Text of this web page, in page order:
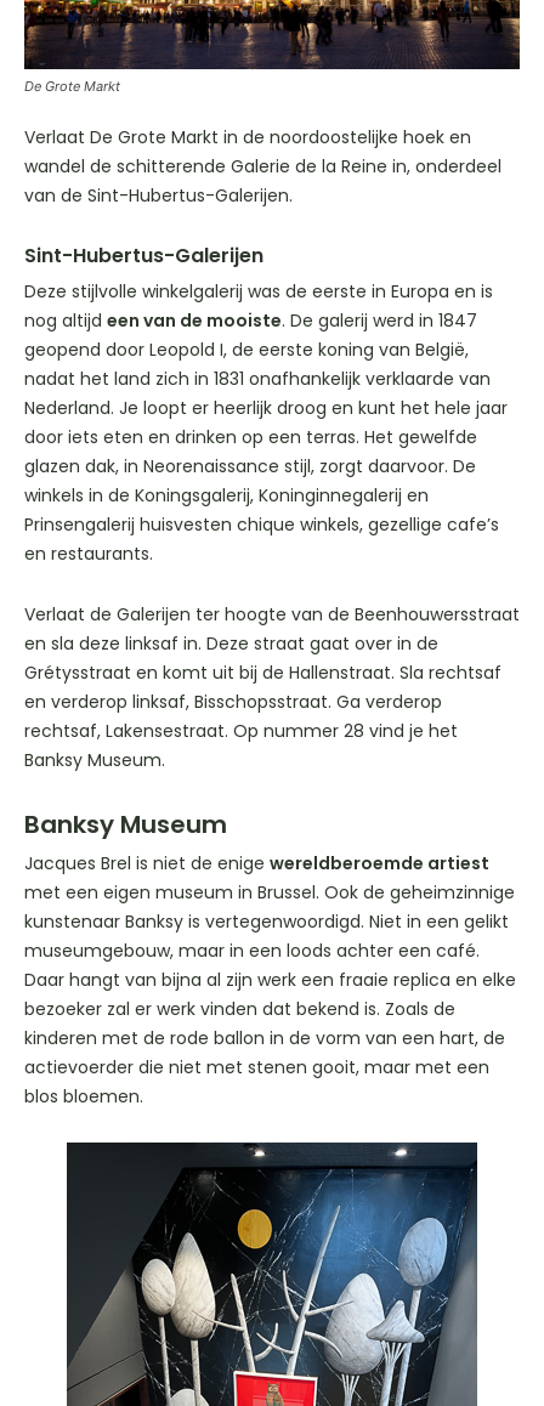
De Grote Markt
Verlaat De Grote Markt in de noordoostelijke hoek en
wandel de schitterende Galerie de la Reine in, onderdeel
van de Sint-Hubertus-Galerijen.
Sint-Hubertus-Galerijen
Deze stijlvolle winkelgalerij was de eerste in Europa en is
nog altijd een van de mooiste. De galerij werd in 1847
geopend door Leopold I, de eerste koning van België,
nadat het land zich in 1831 onafhankelijk verklaarde van
Nederland. Je loopt er heerlijk droog en kunt het hele jaar
door iets eten en drinken op een terras. Het gewelfde
glazen dak, in Neorenaissance stijl, zorgt daarvoor. De
winkels in de Koningsgalerij, Koninginnegalerij en
Prinsengalerij huisvesten chique winkels, gezellige cafe’s
en restaurants.
Verlaat de Galerijen ter hoogte van de Beenhouwersstraat
en sla deze linksaf in. Deze straat gaat over in de
Grétysstraat en komt uit bij de Hallenstraat. Sla rechtsaf
en verderop linksaf, Bisschopsstraat. Ga verderop
rechtsaf, Lakensestraat. Op nummer 28 vind je het
Banksy Museum.
Banksy Museum
Jacques Brel is niet de enige wereldberoemde artiest
met een eigen museum in Brussel. Ook de geheimzinnige
kunstenaar Banksy is vertegenwoordigd. Niet in een gelikt
museumgebouw, maar in een loods achter een café.
Daar hangt van bijna al zijn werk een fraaie replica en elke
bezoeker zal er werk vinden dat bekend is. Zoals de
kinderen met de rode ballon in de vorm van een hart, de
actievoerder die niet met stenen gooit, maar met een
blos bloemen.